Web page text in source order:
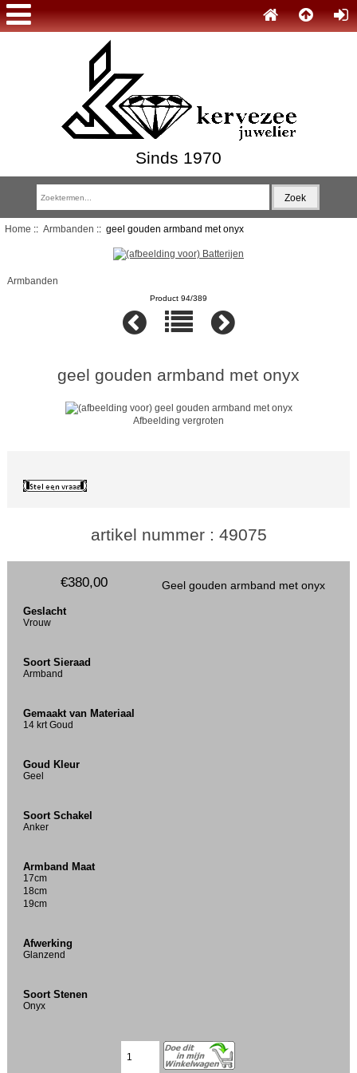
Sinds 1970
Home :: Armbanden :: geel gouden armband met onyx
Armbanden
Product 94/389
geel gouden armband met onyx
Afbeelding vergroten
artikel nummer : 49075
Geel gouden armband met onyx
€380,00
Geslacht
Vrouw
Soort Sieraad
Armband
Gemaakt van Materiaal
14 krt Goud
Goud Kleur
Geel
Soort Schakel
Anker
Armband Maat
17cm
18cm
19cm
Afwerking
Glanzend
Soort Stenen
Onyx